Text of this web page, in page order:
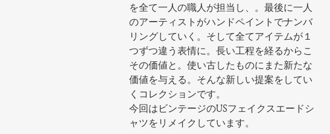
を全て一人の職人が担当し、。最後に一人
のアーティストがハンドペイントでナンバ
リングしていく。そして全てアイテムが１
つずつ違う表情に。長い工程を経るからこ
その価値と。使い古したものにまた新たな
価値を与える。そんな新しい提案をしてい
くコレクションです。
今回はビンテージのUSフェイクスエードシ
ャツをリメイクしています。